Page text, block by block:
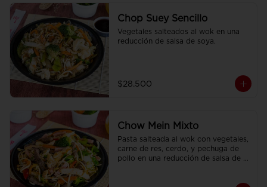
Chop Suey Sencillo
Vegetales salteados al wok en una
reducción de salsa de soya.
$28.500
Chow Mein Mixto
Pasta salteada al wok con vegetales,
carne de res, cerdo, y pechuga de
pollo en una reducción de salsa de